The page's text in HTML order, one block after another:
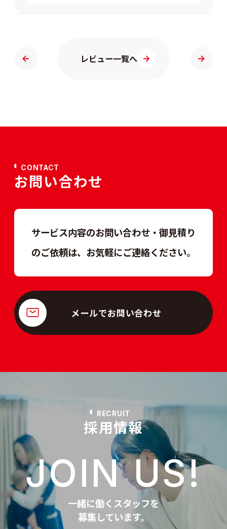
レビュー一覧へ
お問い合わせ
CONTACT
サービス内容のお問い合わせ・御見積り
のご依頼は、 お気軽にご連絡ください。
メールでお問い合わせ
採用情報
RECRUIT
JOIN US!
一緒に働くスタッフを
募集しています。